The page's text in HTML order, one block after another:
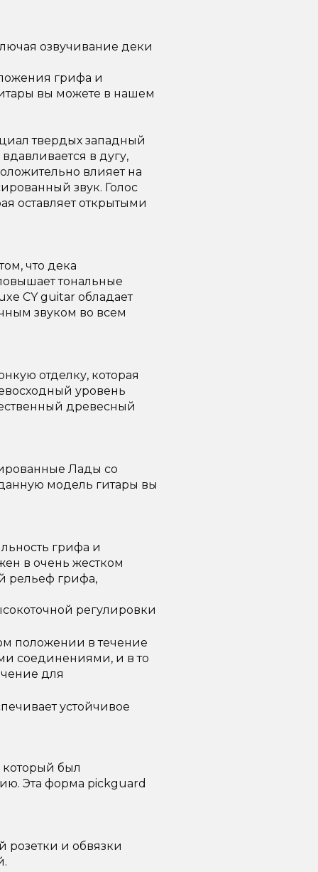
озвучивание деки
грифа и
вы можете в нашем
твердых западный
в дугу,
влияет на
звук. Голос
оставляет открытыми
что дека
тональные
CY guitar обладает
звуком во всем
отделку, которая
уровень
древесный
Лады со
модель гитары вы
грифа и
в очень жестком
рельеф грифа,
регулировки
положении в течение
соединениями, и в то
для
устойчивое
был
Эта форма pickguard
и обвязки